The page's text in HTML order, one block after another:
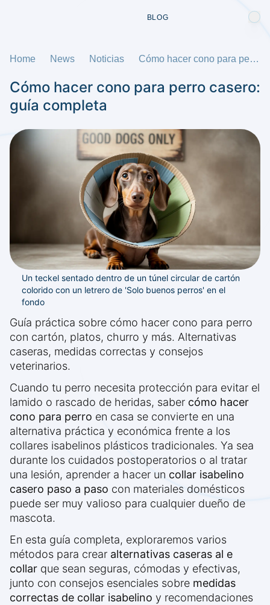
BLOG
Home News Noticias Cómo hacer cono para perro casero: guía completa
Cómo hacer cono para perro casero:
guía completa
Un teckel sentado dentro de un túnel circular de cartón
colorido con un letrero de 'Solo buenos perros' en el
fondo
Guía práctica sobre cómo hacer cono para perro
con cartón, platos, churro y más. Alternativas
caseras, medidas correctas y consejos
veterinarios.
Cuando tu perro necesita protección para evitar el
lamido o rascado de heridas, saber cómo hacer
cono para perro en casa se convierte en una
alternativa práctica y económica frente a los
collares isabelinos plásticos tradicionales. Ya sea
durante los cuidados postoperatorios o al tratar
una lesión, aprender a hacer un collar isabelino
casero paso a paso con materiales domésticos
puede ser muy valioso para cualquier dueño de
mascota.
En esta guía completa, exploraremos varios
métodos para crear alternativas caseras al e
collar que sean seguras, cómodas y efectivas,
junto con consejos esenciales sobre medidas
correctas de collar isabelino y recomendaciones